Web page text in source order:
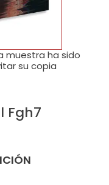
muestra ha sido
su copia
Fgh7